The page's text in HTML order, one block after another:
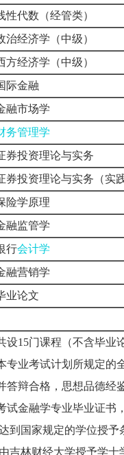
性代数（经管类）
治经济学（中级）
方经济学（中级）
际金融
融市场学
务管理学
券投资理论与实务
券投资理论与实务（实践
险学原理
融监管学
行会计学
融营销学
业论文
设15门课程（不含毕
专业考试计划所规定
答辩合格，思想品德经
试金融学专业毕业证
到国家规定的学位授
吉林财经大学授予学士